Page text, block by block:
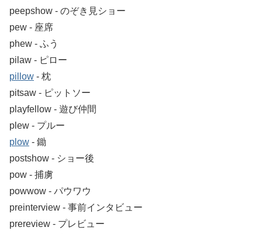
peepshow ‐ のぞき見ショー
pew ‐ 座席
phew ‐ ふう
pilaw ‐ ピロー
pillow ‐ 枕
pitsaw ‐ ピットソー
playfellow ‐ 遊び仲間
plew ‐ プルー
plow ‐ 鋤
postshow ‐ ショー後
pow ‐ 捕虜
powwow ‐ パウワウ
preinterview ‐ 事前インタビュー
prereview ‐ プレビュー